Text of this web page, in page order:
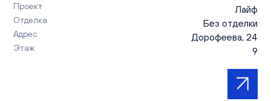
Проект Лайф
Отделка Без отделки
Адрес Дорофеева, 24
Этаж 9